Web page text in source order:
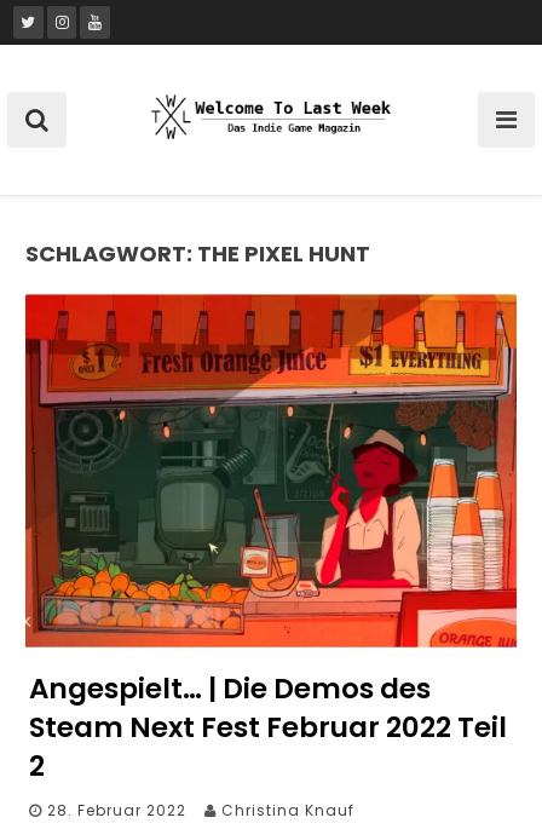
Skip
to
SCHLAGWORT: THE PIXEL HUNT
Angespielt… | Die Demos des
Steam Next Fest Februar 2022 Teil
2
28. Februar 2022 Christina Knauf